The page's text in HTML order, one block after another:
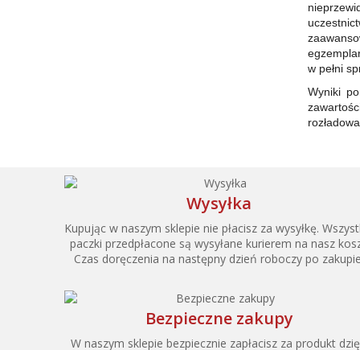
w pełni
Wyniki
Wysyłka
Kupując w naszym sklepie nie płacisz za wysyłkę.
paczki przedpłacone są wysyłane kurierem na nasz
Czas doręczenia na następny dzień roboczy po
Bezpieczne zakupy
W naszym sklepie bezpiecznie zapłacisz za produkt